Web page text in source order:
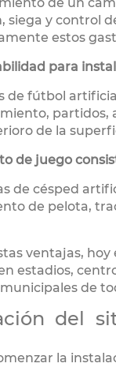
de un
siega y control
estos
para
de fútbol
partidos,
de la
de juego
de césped
de pelota,
ventajas,
estadios,
de
del
la